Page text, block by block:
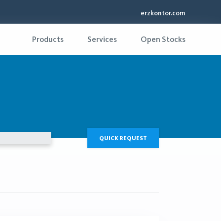
erzkontor.com
Products Services Open Stocks
QUICK REQUEST